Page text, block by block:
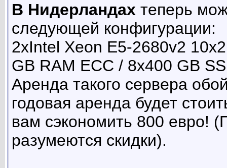
В Нидерландах теперь
следующей конфигурации:
2xIntel Xeon E5-2680v2
GB RAM ECC / 8x400 GB
Аренда такого сервера
годовая аренда будет
вам сэкономить 800 евро!
разумеются скидки).